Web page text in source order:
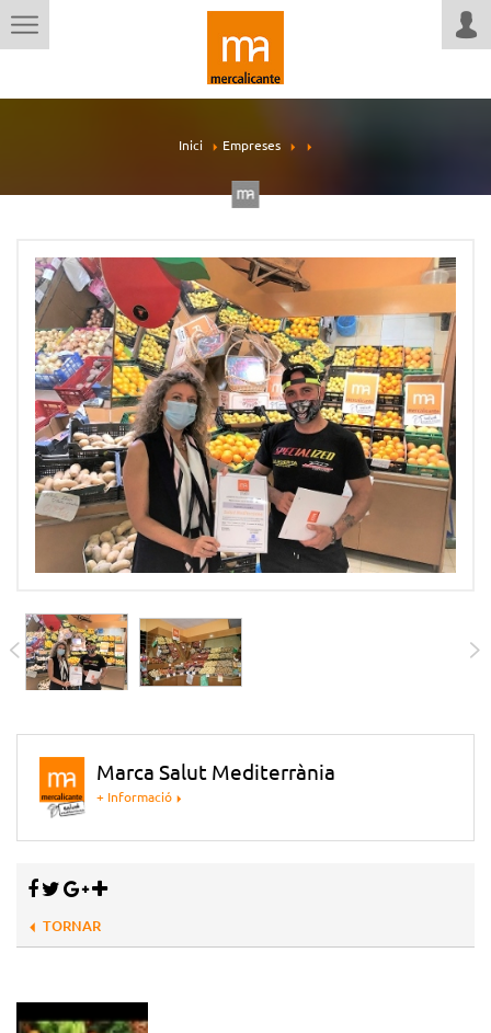
Inici Empreses
Marca Salut Mediterrània
+ Informació
TORNAR